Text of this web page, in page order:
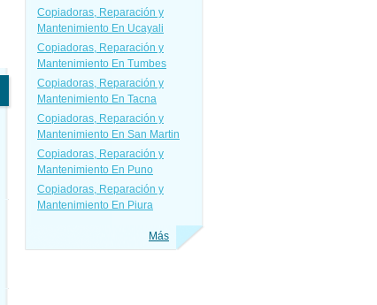
Copiadoras, Reparación y
Mantenimiento En Ucayali
Copiadoras, Reparación y
Mantenimiento En Tumbes
Copiadoras, Reparación y
Mantenimiento En Tacna
Copiadoras, Reparación y
Mantenimiento En San Martin
Copiadoras, Reparación y
Mantenimiento En Puno
Copiadoras, Reparación y
Mantenimiento En Piura
Más